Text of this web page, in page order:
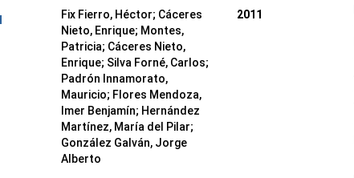
Fix Fierro, Héctor; Cáceres
Nieto, Enrique; Montes,
Patricia; Cáceres Nieto,
Enrique; Silva Forné, Carlos;
Padrón Innamorato,
Mauricio; Flores Mendoza,
Imer Benjamín; Hernández
Martínez, María del Pilar;
González Galván, Jorge
Alberto
2011